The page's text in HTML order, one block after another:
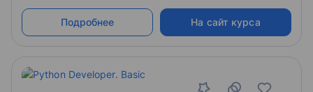
Подробнее На сайт курса